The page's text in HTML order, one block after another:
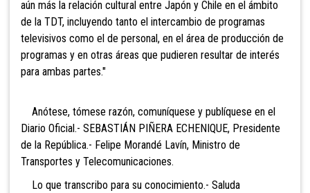
aún más la relación cultural entre Japón y Chile en el ámbito
de la TDT, incluyendo tanto el intercambio de programas
televisivos como el de personal, en el área de producción de
programas y en otras áreas que pudieren resultar de interés
para ambas partes."
Anótese, tómese razón, comuníquese y publíquese en el
Diario Oficial.- SEBASTIÁN PIÑERA ECHENIQUE, Presidente
de la República.- Felipe Morandé Lavín, Ministro de
Transportes y Telecomunicaciones.
Lo que transcribo para su conocimiento.- Saluda